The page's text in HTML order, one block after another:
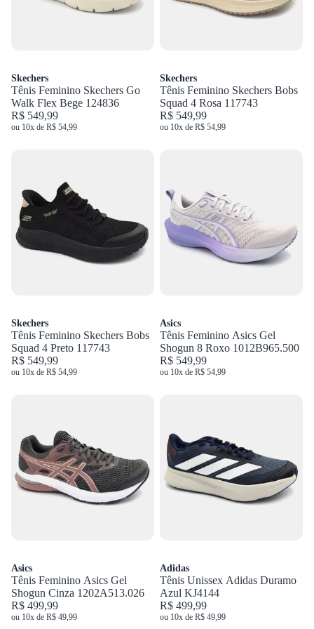
Skechers
Tênis Feminino Skechers Go
Walk Flex Bege 124836
R$ 549,99
ou 10x de R$ 54,99
Skechers
Tênis Feminino Skechers Bobs
Squad 4 Rosa 117743
R$ 549,99
ou 10x de R$ 54,99
Skechers
Tênis Feminino Skechers Bobs
Squad 4 Preto 117743
R$ 549,99
ou 10x de R$ 54,99
Asics
Tênis Feminino Asics Gel
Shogun 8 Roxo 1012B965.500
R$ 549,99
ou 10x de R$ 54,99
Asics
Tênis Feminino Asics Gel
Shogun Cinza 1202A513.026
R$ 499,99
ou 10x de R$ 49,99
Adidas
Tênis Unissex Adidas Duramo
Azul KJ4144
R$ 499,99
ou 10x de R$ 49,99